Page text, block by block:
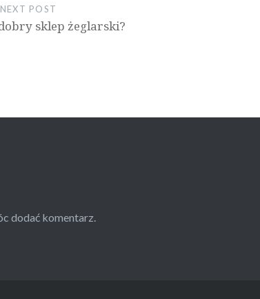
NEXT POST
sklep żeglarski?
dodać komentarz.